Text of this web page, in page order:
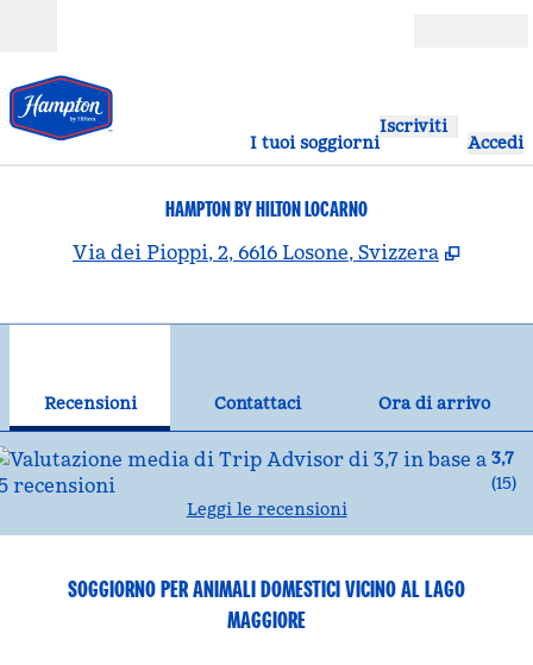
I tuoi soggiorni
Iscriviti
Accedi
HAMPTON BY HILTON LOCARNO
Via dei Pioppi, 2, 6616 Losone, Svizzera ,
Recensioni Contattaci
Ora di arrivo
3,7
(15)
Leggi le recensioni
SOGGIORNO PER ANIMALI DOMESTICI VICINO AL LAGO
MAGGIORE